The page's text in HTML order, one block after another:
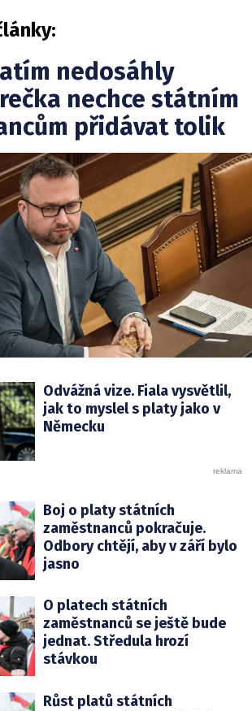
nedosáhly
nechce státním
přidávat tolik
Odvážná vize. Fiala vysvětlil,
jak to myslel s platy jako v
Německu
Boj o platy státních
zaměstnanců pokračuje.
Odbory chtějí, aby v září bylo
jasno
O platech státních
zaměstnanců se ještě bude
jednat. Středula hrozí
stávkou
Růst platů státních